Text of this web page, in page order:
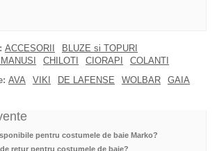
ACCESORII
BLUZE si TOPURI
CHILOTI CIORAPI
COLANTI
AVA VIKI DE LAFENSE WOLBAR
GAIA
pentru costumele de baie Marko?
retur pentru costumele de baie?